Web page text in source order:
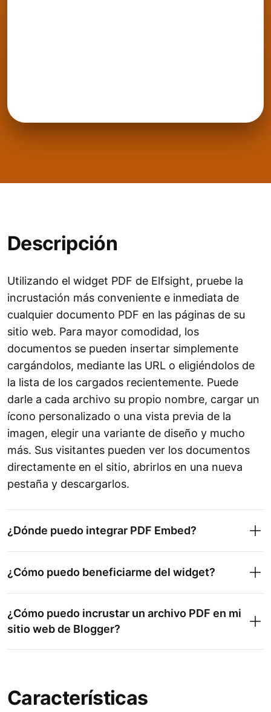
Descripción
Utilizando el widget PDF de Elfsight, pruebe la
incrustación más conveniente e inmediata de
cualquier documento PDF en las páginas de su
sitio web. Para mayor comodidad, los
documentos se pueden insertar simplemente
cargándolos, mediante las URL o eligiéndolos de
la lista de los cargados recientemente. Puede
darle a cada archivo su propio nombre, cargar un
ícono personalizado o una vista previa de la
imagen, elegir una variante de diseño y mucho
más. Sus visitantes pueden ver los documentos
directamente en el sitio, abrirlos en una nueva
pestaña y descargarlos.
¿Dónde puedo integrar PDF Embed?
¿Cómo puedo beneficiarme del widget?
¿Cómo puedo incrustar un archivo PDF en mi
sitio web de Blogger?
Características